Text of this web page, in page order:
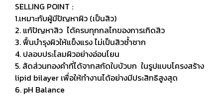
SELLING POINT :
1.เหมาะกับผู้มีปัญหาผิว (เป็นสิว)
2. แก้ปัญหาสิว ได้ครบทุกกลไกของการเกิดสิว
3. ฟื้นบำรุงผิวให้แข็งแรง ไม่เป็นสิวซ้ำซาก
4. ปลอบประโลมผิวอย่างอ่อนโยน
5. สัดส่วนทองคำที่ได้จากสกัดใบบัวบก ในรูปแบบโครงสร้าง
lipid bilayer เพื่อให้ทำงานได้อย่างมีประสิทธิสูงสุด
6. pH Balance